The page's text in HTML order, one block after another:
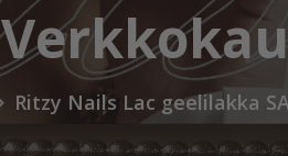
Ritzy Nails Lac geelilakka